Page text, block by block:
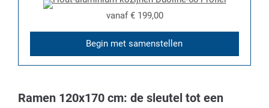
vanaf€ 199,00
Begin met samenstellen
Ramen 120x170 cm: de sleutel tot een